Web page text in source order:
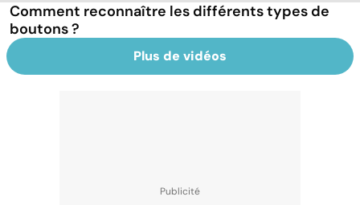
Comment reconnaître les différents types de
boutons ?
Plus de vidéos